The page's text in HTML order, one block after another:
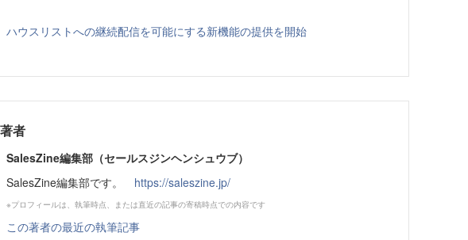
ハウスリストへの継続配信を可能にする新機能の提供を開始
者
SalesZine編集部（セールスジンヘンシュウブ）
SalesZine編集部です。 https://saleszine.jp/
※プロフィールは、執筆時点、または直近の記事の寄稿時点での内容です
この著者の最近の執筆記事